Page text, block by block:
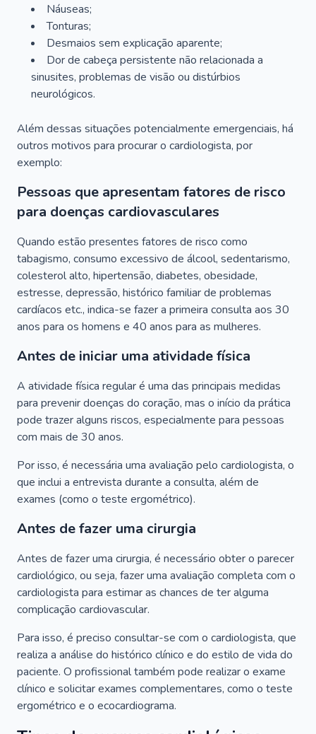
Náuseas;
Tonturas;
Desmaios sem explicação aparente;
Dor de cabeça persistente não relacionada a
sinusites, problemas de visão ou distúrbios
neurológicos.
Além dessas situações potencialmente emergenciais, há
outros motivos para procurar o cardiologista, por
exemplo:
Pessoas que apresentam fatores de risco
para doenças cardiovasculares
Quando estão presentes fatores de risco como
tabagismo, consumo excessivo de álcool, sedentarismo,
colesterol alto, hipertensão, diabetes, obesidade,
estresse, depressão, histórico familiar de problemas
cardíacos etc., indica-se fazer a primeira consulta aos 30
anos para os homens e 40 anos para as mulheres.
Antes de iniciar uma atividade física
A atividade física regular é uma das principais medidas
para prevenir doenças do coração, mas o início da prática
pode trazer alguns riscos, especialmente para pessoas
com mais de 30 anos.
Por isso, é necessária uma avaliação pelo cardiologista, o
que inclui a entrevista durante a consulta, além de
exames (como o teste ergométrico).
Antes de fazer uma cirurgia
Antes de fazer uma cirurgia, é necessário obter o parecer
cardiológico, ou seja, fazer uma avaliação completa com o
cardiologista para estimar as chances de ter alguma
complicação cardiovascular.
Para isso, é preciso consultar-se com o cardiologista, que
realiza a análise do histórico clínico e do estilo de vida do
paciente. O profissional também pode realizar o exame
clínico e solicitar exames complementares, como o teste
ergométrico e o ecocardiograma.